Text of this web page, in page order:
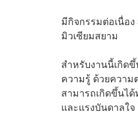
มีกิจกรรมต่อเนื่อ
มิวเซียมสยาม
สำหรับงานนี้เกิด
ความรู้ ด้วยความ
สามารถเกิดขึ้นไ
และแรงบันดาลใจ